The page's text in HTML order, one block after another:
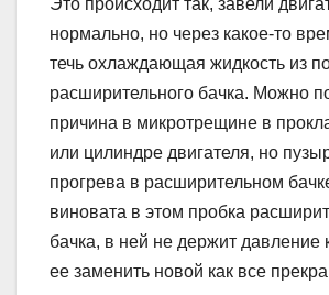
Это происходит так, завели
нормально, но через какое-то
течь охлаждающая жидкость из
расширительного бачка. Можно
причина в микротрещине в
или цилиндре двигателя, но
прогрева в расширительном
виновата в этом пробка
бачка, в ней не держит давление
ее заменить новой как все